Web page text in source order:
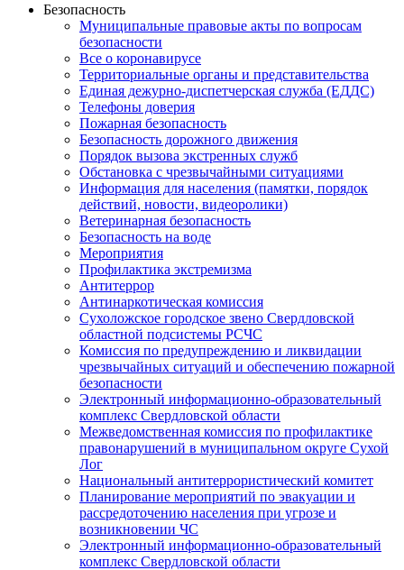
Безопасность
Муниципальные правовые акты по вопросам
безопасности
Все о коронавирусе
Территориальные органы и представительства
Единая дежурно-диспетчерская служба (ЕДДС)
Телефоны доверия
Пожарная безопасность
Безопасность дорожного движения
Порядок вызова экстренных служб
Обстановка с чрезвычайными ситуациями
Информация для населения (памятки, порядок
действий, новости, видеоролики)
Ветеринарная безопасность
Безопасность на воде
Мероприятия
Профилактика экстремизма
Антитеррор
Антинаркотическая комиссия
Сухоложское городское звено Свердловской
областной подсистемы РСЧС
Комиссия по предупреждению и ликвидации
чрезвычайных ситуаций и обеспечению пожарной
безопасности
Электронный информационно-образовательный
комплекс Cвердловской области
Межведомственная комиссия по профилактике
правонарушений в муниципальном округе Сухой
Лог
Национальный антитеррористический комитет
Планирование мероприятий по эвакуации и
рассредоточению населения при угрозе и
возникновении ЧС
Электронный информационно-образовательный
комплекс Свердловской области